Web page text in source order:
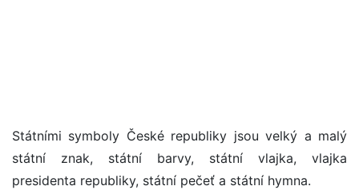
Státními symboly České republiky jsou velký a malý
státní znak, státní barvy, státní vlajka, vlajka
presidenta republiky, státní pečeť a státní hymna.